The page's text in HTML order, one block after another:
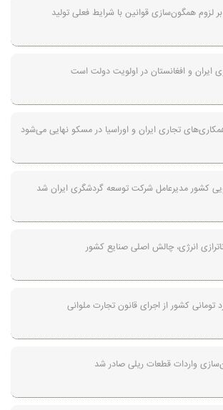
لزوم همگون‌سازی قوانین با شرایط فعلی تولید
ایران و افغانستان در اولویت دولت است
تجاری ایران و اوراسیا در مسکو نهایی می‌شود
کشور مدیرعامل شرکت توسعه گردشگری ایران شد
انرژی، چالش اصلی صنایع کشور
تومانی کشور از اجرای قانون تجارت ملوانی
واردات قطعات ریلی صادر شد